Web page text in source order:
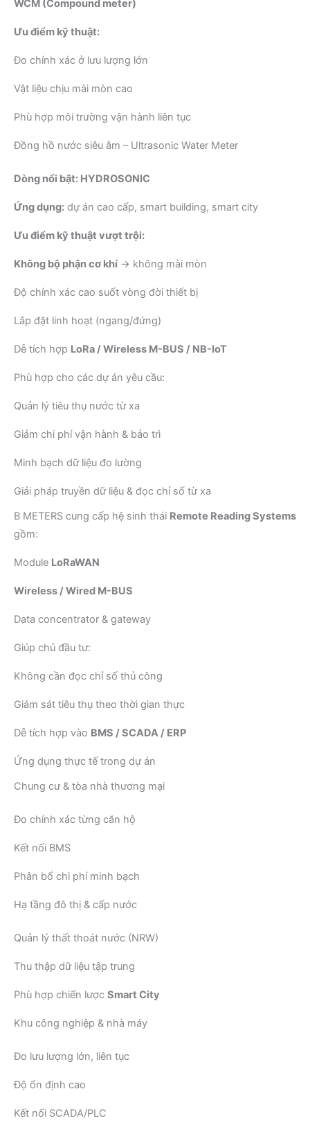
WCM (Compound meter)
Ưu điểm kỹ thuật:
Đo chính xác ở lưu lượng lớn
Vật liệu chịu mài mòn cao
Phù hợp môi trường vận hành liên tục
Đồng hồ nước siêu âm – Ultrasonic Water Meter
Dòng nổi bật: HYDROSONIC
Ứng dụng: dự án cao cấp, smart building, smart city
Ưu điểm kỹ thuật vượt trội:
Không bộ phận cơ khí → không mài mòn
Độ chính xác cao suốt vòng đời thiết bị
Lắp đặt linh hoạt (ngang/đứng)
Dễ tích hợp LoRa / Wireless M-BUS / NB-IoT
Phù hợp cho các dự án yêu cầu:
Quản lý tiêu thụ nước từ xa
Giảm chi phí vận hành & bảo trì
Minh bạch dữ liệu đo lường
Giải pháp truyền dữ liệu & đọc chỉ số từ xa
B METERS cung cấp hệ sinh thái Remote Reading Systems
gồm:
Module LoRaWAN
Wireless / Wired M-BUS
Data concentrator & gateway
Giúp chủ đầu tư:
Không cần đọc chỉ số thủ công
Giám sát tiêu thụ theo thời gian thực
Dễ tích hợp vào BMS / SCADA / ERP
Ứng dụng thực tế trong dự án
Chung cư & tòa nhà thương mại
Đo chính xác từng căn hộ
Kết nối BMS
Phân bổ chi phí minh bạch
Hạ tầng đô thị & cấp nước
Quản lý thất thoát nước (NRW)
Thu thập dữ liệu tập trung
Phù hợp chiến lược Smart City
Khu công nghiệp & nhà máy
Đo lưu lượng lớn, liên tục
Độ ổn định cao
Kết nối SCADA/PLC